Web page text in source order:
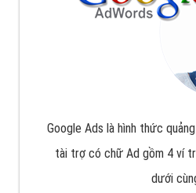
Google Ads là hình thức
tài trợ có chữ Ad gồm 4 ví
dưới